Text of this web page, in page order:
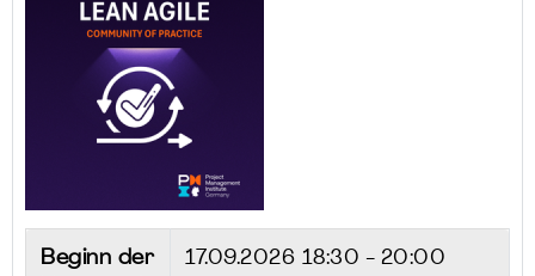
Beginn der
17.09.2026 18:30 - 20:00